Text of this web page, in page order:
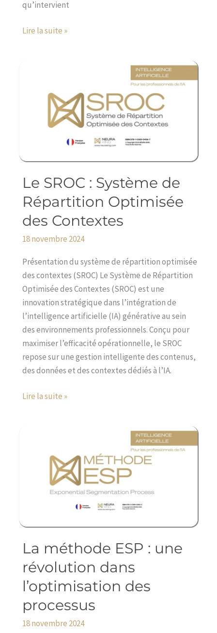
qu’intervient
Lire la suite »
Le SROC : Système de
Répartition Optimisée
des Contextes
18 novembre 2024
Présentation du système de répartition optimisée
des contextes (SROC) Le Système de Répartition
Optimisée des Contextes (SROC) est une
innovation stratégique dans l’intégration de
l’intelligence artificielle (IA) générative au sein
des environnements professionnels. Conçu pour
maximiser l’efficacité opérationnelle, le SROC
repose sur une gestion intelligente des contenus,
des données et des contextes dédiés à l’IA.
Le
SROC
Système
de
Optimisée
des
Contextes
Lire la suite »
La méthode ESP : une
révolution dans
l’optimisation des
processus
18 novembre 2024
La
ESP
révolution
dans